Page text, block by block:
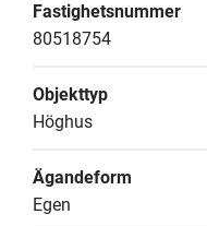
Fastighetsnummer
80518754
Objekttyp
Höghus
Ägandeform
Egen